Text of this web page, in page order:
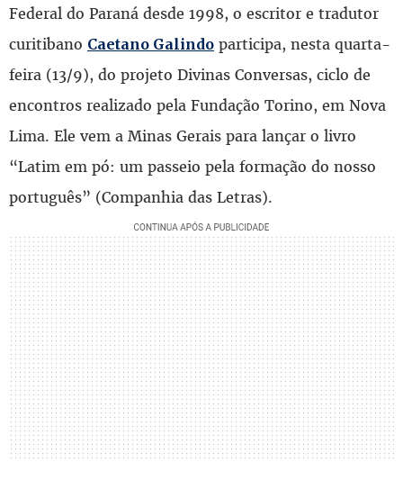
Federal do Paraná desde 1998, o escritor e tradutor
curitibano Caetano Galindo participa, nesta quarta-
feira (13/9), do projeto Divinas Conversas, ciclo de
encontros realizado pela Fundação Torino, em Nova
Lima. Ele vem a Minas Gerais para lançar o livro
“Latim em pó: um passeio pela formação do nosso
português” (Companhia das Letras).